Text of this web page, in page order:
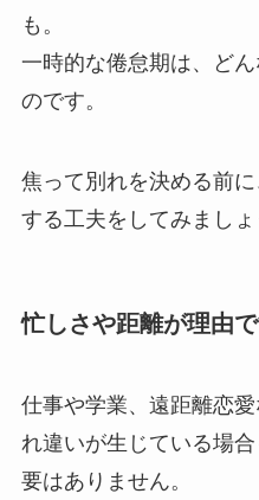
も。
一時的な倦怠期は、ど
のです。
焦って別れを決める前
する工夫をしてみましょ
忙しさや距離が理由
仕事や学業、遠距離恋
れ違いが生じている場
要はありません。